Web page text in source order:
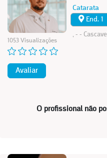
1053 Visualizações
Avaliar
Catarata
End. 1
, - -
O profissional não